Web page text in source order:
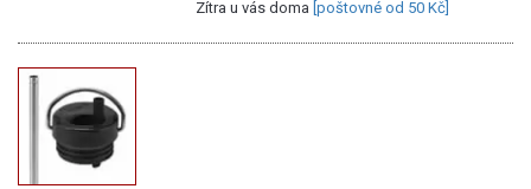
Zítra u vás doma [poštovné od 50 Kč]